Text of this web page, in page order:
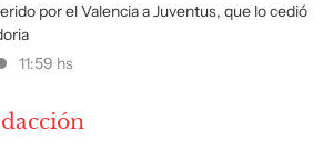
por el Valencia a Juventus, que lo cedió
11:59 hs